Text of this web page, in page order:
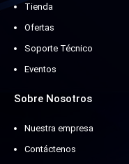
Tienda
Ofertas
Soporte Técnico
Eventos
Sobre Nosotros
Nuestra empresa
Contáctenos